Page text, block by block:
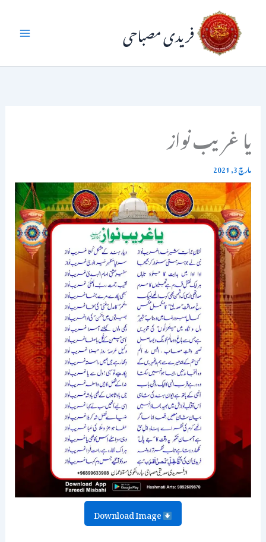
فریدی مصباحی
یا غریب نواز
مارچ 3, 2021